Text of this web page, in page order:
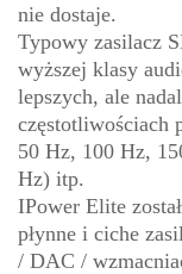
nie dostaje.
Typowy zasilacz
wyższej klasy
lepszych, ale
częstotliwościach
50 Hz, 100 Hz,
Hz) itp.
IPower Elite
płynne i ciche
/ DAC /